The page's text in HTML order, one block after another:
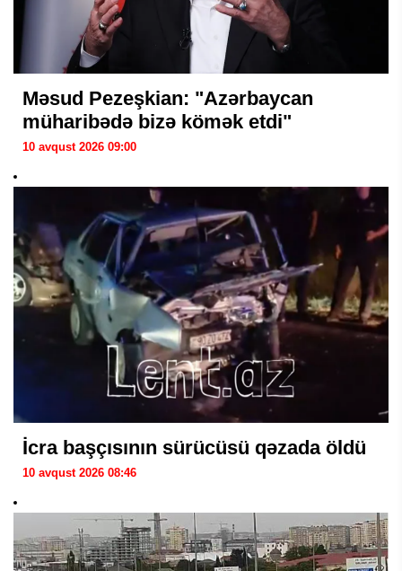
Məsud Pezeşkian: "Azərbaycan
müharibədə bizə kömək etdi"
10 avqust 2026 09:00
İcra başçısının sürücüsü qəzada öldü
10 avqust 2026 08:46